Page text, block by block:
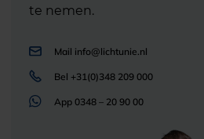
te nemen.
Mail info@lichtunie.nl
Bel +31(0)348 209 000
App 0348 – 20 90 00